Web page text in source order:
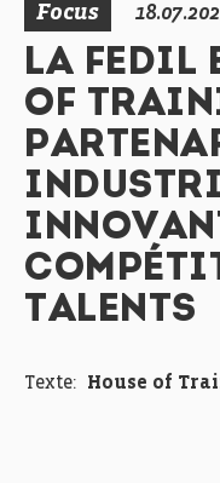
Focus
LA FEDIL
OF
TALENTS
Texte: House of